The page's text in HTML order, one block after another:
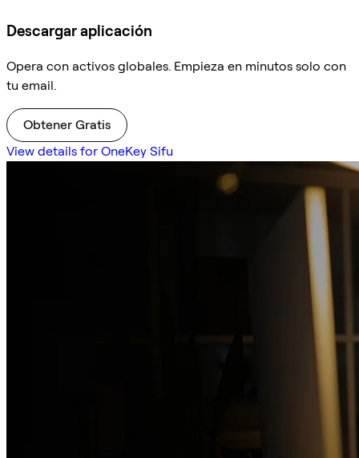
Descargar aplicación
Opera con activos globales. Empieza en minutos solo con
tu email.
Obtener Gratis
View details for OneKey Sifu